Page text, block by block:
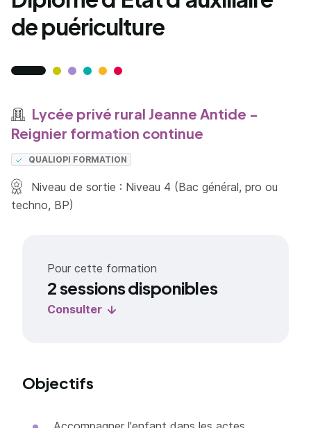
de puériculture
Lycée privé rural Jeanne Antide -
Reignier formation continue
QUALIOPI FORMATION
Niveau de sortie : Niveau 4 (Bac général, pro ou
techno, BP)
Pour cette formation
2 sessions disponibles
Consulter
Objectifs